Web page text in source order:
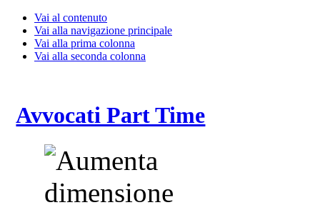
Vai al contenuto
Vai alla navigazione principale
Vai alla prima colonna
Vai alla seconda colonna
Avvocati Part Time